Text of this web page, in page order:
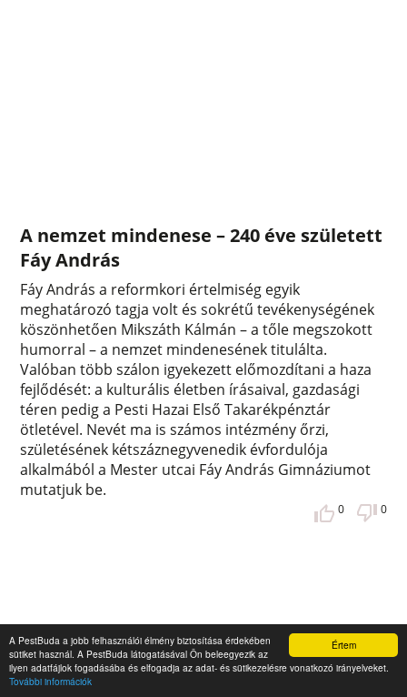
Értem
A PestBuda a jobb felhasználói élmény biztosítása érdekében
sütiket használ. A PestBuda látogatásával Ön beleegyezik az
ilyen adatfájlok fogadásába és elfogadja az adat- és sütikezelésre vonatkozó irányelveket.
További információk
A nemzet mindenese – 240 éve született
Fáy András
Fáy András a reformkori értelmiség egyik
meghatározó tagja volt és sokrétű tevékenységének
köszönhetően Mikszáth Kálmán – a tőle megszokott
humorral – a nemzet mindenesének titulálta.
Valóban több szálon igyekezett előmozdítani a haza
fejlődését: a kulturális életben írásaival, gazdasági
téren pedig a Pesti Hazai Első Takarékpénztár
ötletével. Nevét ma is számos intézmény őrzi,
születésének kétszáznegyvenedik évfordulója
alkalmából a Mester utcai Fáy András Gimnáziumot
mutatjuk be.
0 0